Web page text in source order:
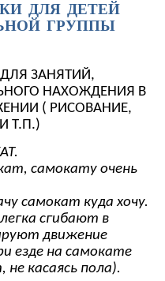
ДЛЯ ДЕТЕЙ
ГРУППЫ
ЗАНЯТИЙ,
НАХОЖДЕНИЯ В
( РИСОВАНИЕ,
Т.П.)
очень
куда хочу.
сгибают в
движение
езде на самокате
не касаясь пола).